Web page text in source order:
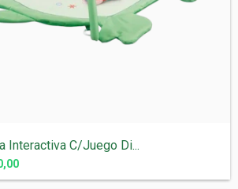
Interactiva C/Juego Di...